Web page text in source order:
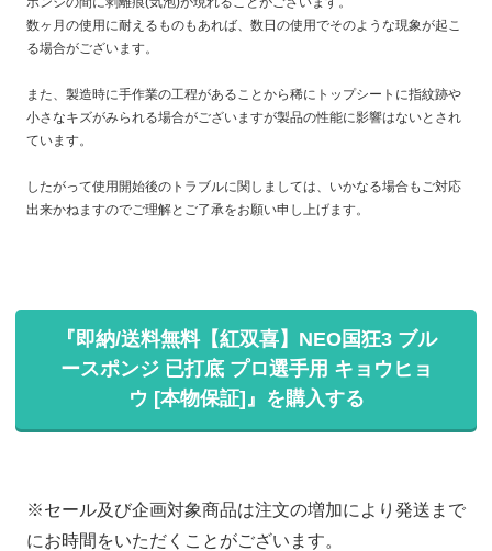
数ヶ月の使用に耐えるものもあれば、数日の使用でそのような現象が起こ
る場合がございます。
また、製造時に手作業の工程があることから稀にトップシートに指紋跡や
小さなキズがみられる場合がございますが製品の性能に影響はないとされ
ています。
したがって使用開始後のトラブルに関しましては、いかなる場合もご対応
出来かねますのでご理解とご了承をお願い申し上げます。
『即納/送料無料【紅双喜】NEO国狂3 ブル
ースポンジ 已打底 プロ選手用 キョウヒョ
ウ [本物保証]』を購入する
※セール及び企画対象商品は注文の増加により発送まで
にお時間をいただくことがございます。